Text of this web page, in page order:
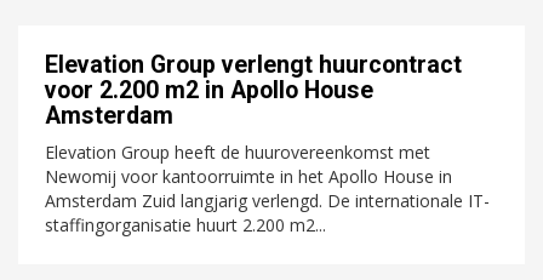
Elevation Group verlengt huurcontract
voor 2.200 m2 in Apollo House
Amsterdam
Elevation Group heeft de huurovereenkomst met
Newomij voor kantoorruimte in het Apollo House in
Amsterdam Zuid langjarig verlengd. De internationale IT-
staffingorganisatie huurt 2.200 m2...